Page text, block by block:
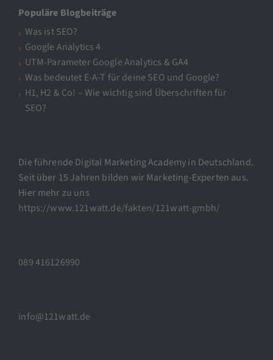
Populäre Blogbeiträge
Was ist SEO?
Google Analytics 4
UTM-Parameter Google Analytics & GA4
Was bedeutet E-A-T für deine SEO und Google?
H1, H2 & Co! – Wie wichtig sind Überschriften für
SEO?
Die führende Digital Marketing Academy in Deutschland.
Seit über 15 Jahren bilden wir Marketing-Experten aus.
Hier mehr zu uns
https://www.121watt.de/fakten/121watt-gmbh/
089 416126990
info@121watt.de